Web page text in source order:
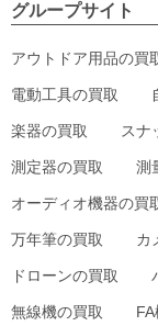
グループサイト
アウトドア用品の買
電動工具の買取
楽器の買取 スナ
測定器の買取 測
オーディオ機器の買
万年筆の買取 カ
ドローンの買取
無線機の買取